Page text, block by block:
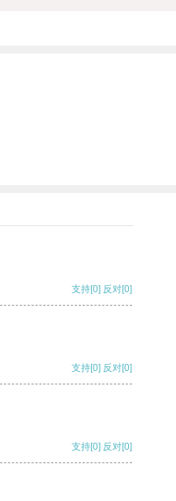
支持[0] 反对[0]
支持[0] 反对[0]
支持[0] 反对[0]